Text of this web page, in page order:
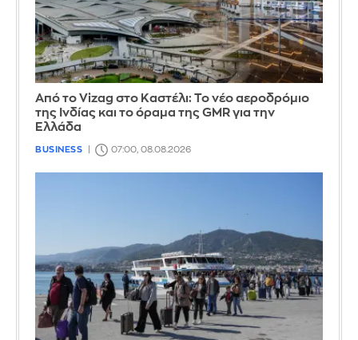
Από το Vizag στο Καστέλι: Το νέο αεροδρόμιο
της Ινδίας και το όραμα της GMR για την
Ελλάδα
BUSINESS 07:00, 08.08.2026